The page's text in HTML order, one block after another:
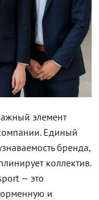
элемент
Единый
бренда,
коллектив.
— это
и